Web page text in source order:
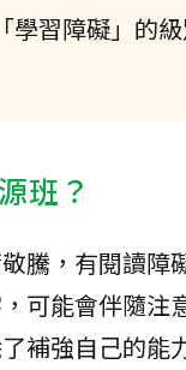
習障礙」的
班？
騰，有閱讀障
可能會伴隨注
補強自己的能